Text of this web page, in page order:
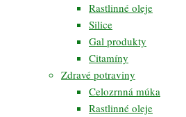
Rastlinné oleje
Silice
Gal produkty
Citamíny
Zdravé potraviny
Celozrnná múka
Rastlinné oleje